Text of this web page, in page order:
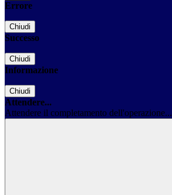
Errore
Chiudi
Successo
Chiudi
Informazione
Chiudi
Attendere...
Attendere il completamento dell'operazione...